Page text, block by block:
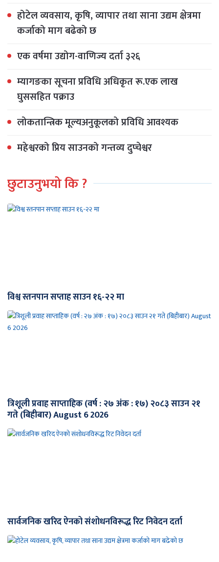
होटेल व्यवसाय, कृषि, व्यापार तथा साना उद्यम क्षेत्रमा
कर्जाको माग बढेको छ
एक वर्षमा उद्योग-वाणिज्य दर्ता ३२६
म्यागङका सूचना प्रविधि अधिकृत रू.एक लाख
घुससहित पक्राउ
लोकतान्त्रिक मूल्यअनुकूलको प्रविधि आवश्यक
महेश्वरको प्रिय साउनको गन्तव्य दुप्चेश्वर
छुटाउनुभयो कि ?
विश्व स्तनपान सप्ताह साउन १६-२२ मा
त्रिशूली प्रवाह साप्ताहिक (वर्ष : २७ अंक : १७) २०८३ साउन २१
गते (बिहीबार) August 6 2026
सार्वजनिक खरिद ऐनको संशोधनविरूद्ध रिट निवेदन दर्ता